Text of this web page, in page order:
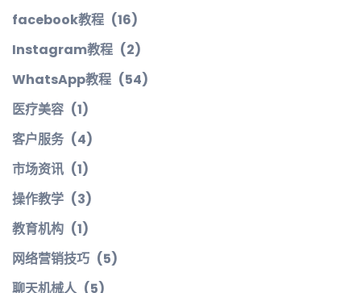
facebook教程 (16)
Instagram教程 (2)
WhatsApp教程 (54)
医疗美容 (1)
客户服务 (4)
市场资讯 (1)
操作教学 (3)
教育机构 (1)
网络营销技巧 (5)
聊天机械人 (5)